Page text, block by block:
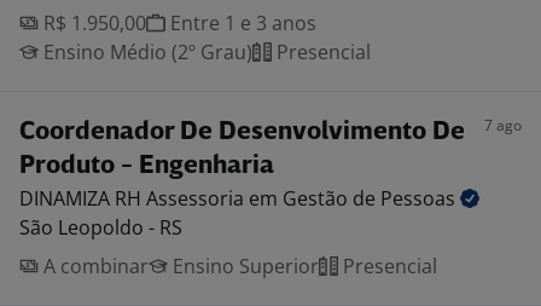
R$ 1.950,00
Entre 1 e 3 anos
Ensino Médio (2º Grau)
Presencial
Coordenador De Desenvolvimento De
Produto - Engenharia
7 ago
DINAMIZA RH Assessoria em Gestão de Pessoas
São Leopoldo - RS
A combinar
Ensino Superior Presencial